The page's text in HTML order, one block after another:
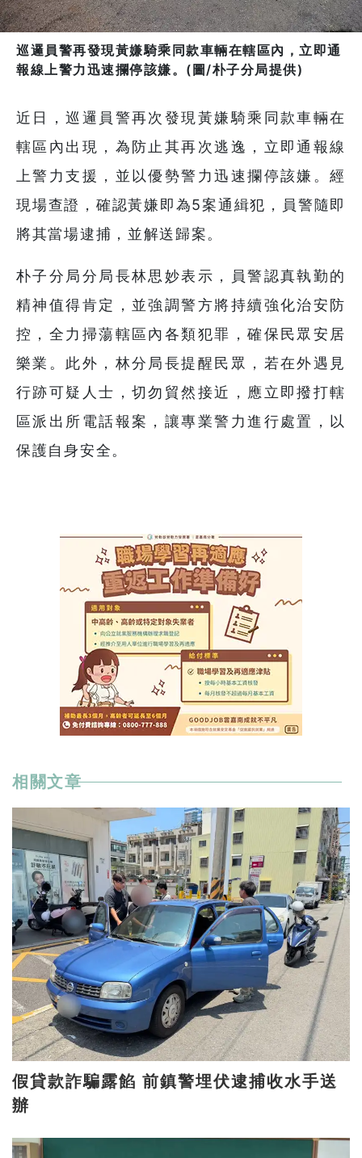
巡邏員警再發現黃嫌騎乘同款車輛在轄區內，立即通
報線上警力迅速攔停該嫌。(圖/朴子分局提供)
近日，巡邏員警再次發現黃嫌騎乘同款車輛在
轄區內出現，為防止其再次逃逸，立即通報線
上警力支援，並以優勢警力迅速攔停該嫌。經
現場查證，確認黃嫌即為5案通緝犯，員警隨即
將其當場逮捕，並解送歸案。
朴子分局分局長林思妙表示，員警認真執勤的
精神值得肯定，並強調警方將持續強化治安防
控，全力掃蕩轄區內各類犯罪，確保民眾安居
樂業。此外，林分局長提醒民眾，若在外遇見
行跡可疑人士，切勿貿然接近，應立即撥打轄
區派出所電話報案，讓專業警力進行處置，以
保護自身安全。
相關文章
假貸款詐騙露餡 前鎮警埋伏逮捕收水手送
辦